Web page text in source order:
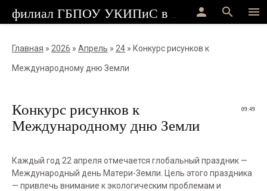
menu
search
person
Главная » 2026 » Апрель » 24 » Конкурс рисунков к
Международному дню Земли
09:49
Конкурс рисунков к
Международному дню Земли
Каждый год 22 апреля отмечается глобальный праздник —
Международный день Матери-Земли. Цель этого праздника
— привлечь внимание к экологическим проблемам и